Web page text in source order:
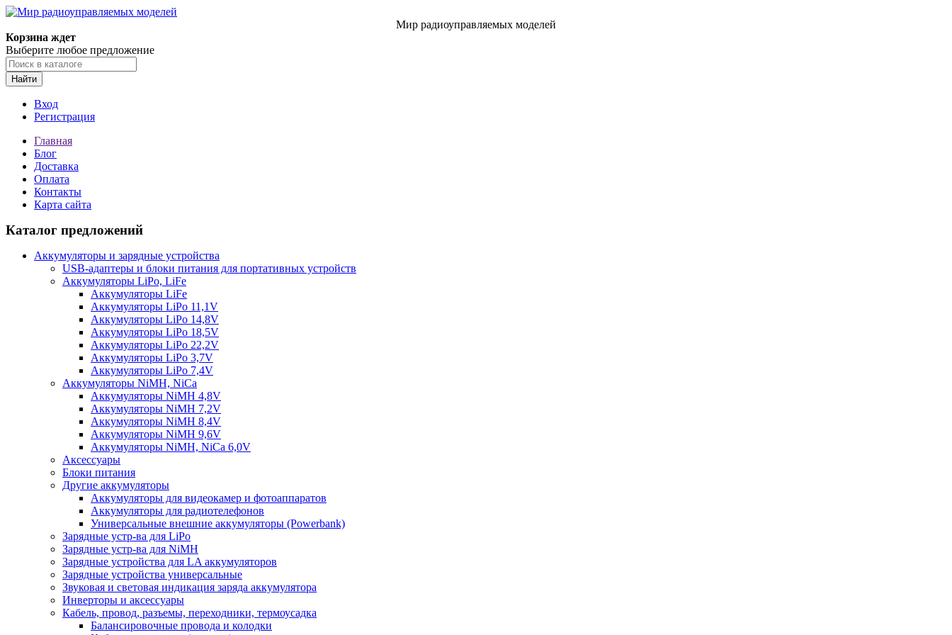
Мир радиоуправляемых моделей
Корзина ждет
Выберите любое предложение
Найти
Вход
Регистрация
Главная
Блог
Доставка
Оплата
Контакты
Карта сайта
Каталог предложений
Аккумуляторы и зарядные устройства
USB-адаптеры и блоки питания для портативных устройств
Аккумуляторы LiPo, LiFe
Аккумуляторы LiFe
Аккумуляторы LiPo 11,1V
Аккумуляторы LiPo 14,8V
Аккумуляторы LiPo 18,5V
Аккумуляторы LiPo 22,2V
Аккумуляторы LiPo 3,7V
Аккумуляторы LiPo 7,4V
Аккумуляторы NiMH, NiCa
Аккумуляторы NiMH 4,8V
Аккумуляторы NiMH 7,2V
Аккумуляторы NiMH 8,4V
Аккумуляторы NiMH 9,6V
Аккумуляторы NiMH, NiCa 6,0V
Аксессуары
Блоки питания
Другие аккумуляторы
Аккумуляторы для видеокамер и фотоаппаратов
Аккумуляторы для радиотелефонов
Универсальные внешние аккумуляторы (Powerbank)
Зарядные устр-ва для LiPo
Зарядные устр-ва для NiMH
Зарядные устройства для LA аккумуляторов
Зарядные устройства универсальные
Звуковая и световая индикация заряда аккумулятора
Инверторы и аксессуары
Кабель, провод, разъемы, переходники, термоусадка
Балансировочные провода и колодки